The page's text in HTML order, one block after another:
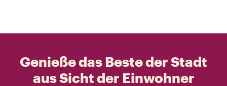
Genieße das Beste der Stadt
aus Sicht der Einwohner